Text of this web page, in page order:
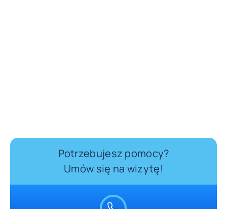
Potrzebujesz pomocy?
Umów się na wizytę!